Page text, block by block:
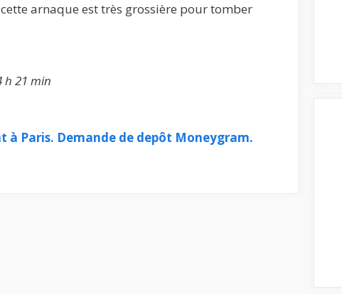
arnaque est très grossière pour tomber
h 21 min
à Paris. Demande de depôt Moneygram.